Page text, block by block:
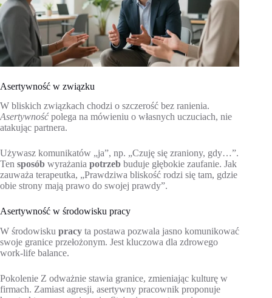
Asertywność w związku
W bliskich związkach chodzi o szczerość bez ranienia.
Asertywnośćpolega na mówieniu o własnych uczuciach, nie
atakując partnera.
Używasz komunikatów „ja”, np. „Czuję się zraniony, gdy…”.
Ten sposób wyrażania potrzeb buduje głębokie zaufanie. Jak
zauważa terapeutka, „Prawdziwa bliskość rodzi się tam, gdzie
obie strony mają prawo do swojej prawdy”.
Asertywność w środowisku pracy
W środowisku pracy ta postawa pozwala jasno komunikować
swoje granice przełożonym. Jest kluczowa dla zdrowego
work-life balance.
Pokolenie Z odważnie stawia granice, zmieniając kulturę w
firmach. Zamiast agresji, asertywny pracownik proponuje